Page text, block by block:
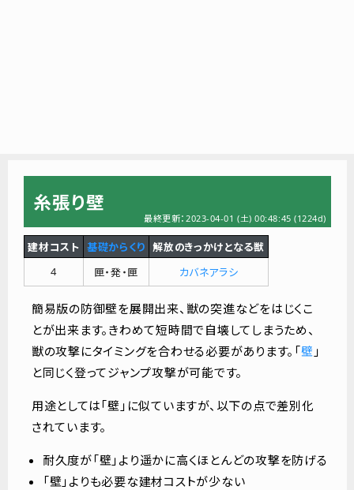
糸張り壁
最終更新：2023-04-01 (土) 00:48:45 (1224d)
建材コスト 基礎からくり 解放のきっかけとなる獣
4
匣・発・匣 カバネアラシ
簡易版の防御壁を展開出来、獣の突進などをはじくこ
とが出来ます。きわめて短時間で自壊してしまうため、
獣の攻撃にタイミングを合わせる必要があります。「壁 」
と同じく登ってジャンプ攻撃が可能です。
用途としては「壁」に似ていますが、以下の点で差別化
されています。
耐久度が「壁」より遥かに高くほとんどの攻撃を防げる
「壁」よりも必要な建材コストが少ない